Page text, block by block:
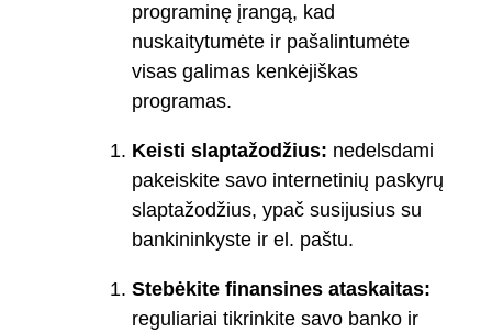
programinę įrangą, kad
nuskaitytumėte ir pašalintumėte
visas galimas kenkėjiškas
programas.
Keisti slaptažodžius: nedelsdami
pakeiskite savo internetinių paskyrų
slaptažodžius, ypač susijusius su
bankininkyste ir el. paštu.
Stebėkite finansines ataskaitas:
reguliariai tikrinkite savo banko ir